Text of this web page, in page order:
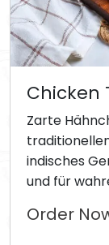
Chicken
Zarte
indisches
und für
Order